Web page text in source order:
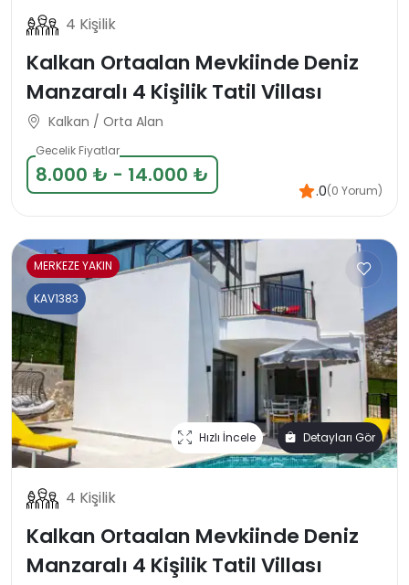
4 Kişilik
Kalkan Ortaalan Mevkiinde Deniz
Manzaralı 4 Kişilik Tatil Villası
Kalkan / Orta Alan
Gecelik Fiyatlar
8.000 ₺ - 14.000 ₺
.0(0 Yorum)
MERKEZE YAKIN
Hızlı İncele Detayları Gör
KAV1383
4 Kişilik
Kalkan Ortaalan Mevkiinde Deniz
Manzaralı 4 Kişilik Tatil Villası